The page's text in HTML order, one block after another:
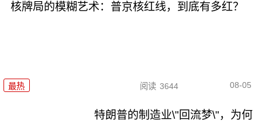
核牌局的模糊艺术：普京核红线，到底有多红？
最热 阅读 3644 08-05
特朗普的制造业\"回流梦\"，为何